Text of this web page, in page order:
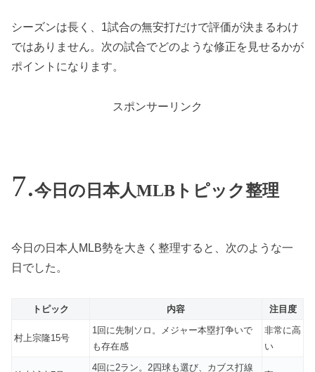
シーズンは長く、1試合の無安打だけで評価が決まるわけ
ではありません。次の試合でどのような修正を見せるかが
ポイントになります。
スポンサーリンク
今日の日本人MLBトピック整理
今日の日本人MLB勢を大きく整理すると、次のような一
日でした。
トピック 内容 注目度
村上宗隆15号
1回に先制ソロ。メジャー本塁打争いで
も存在感
非常に高
い
4回に2ラン。2四球も選び、カブス打線